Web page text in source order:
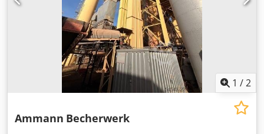
1 /2
Ammann Becherwerk